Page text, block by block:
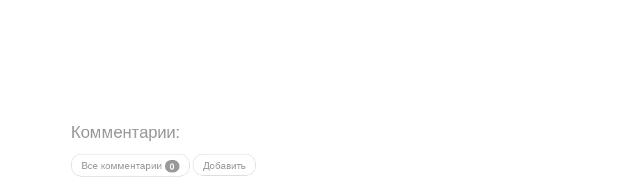
Комментарии:
Все комментарии 0 Добавить